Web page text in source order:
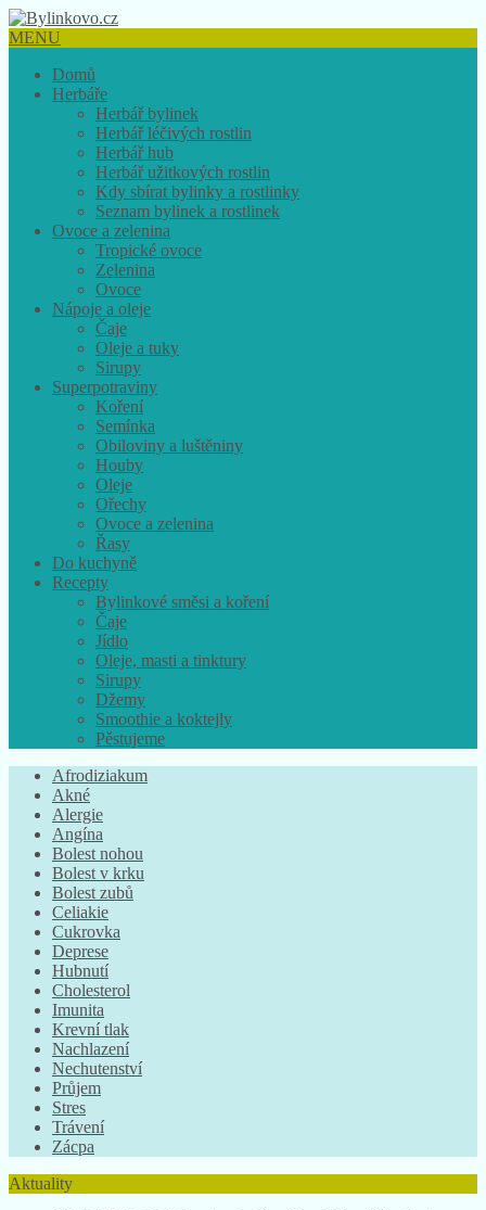
MENU
Domů
Herbáře
Herbář bylinek
Herbář léčivých rostlin
Herbář hub
Herbář užitkových rostlin
Kdy sbírat bylinky a rostlinky
Seznam bylinek a rostlinek
Ovoce a zelenina
Tropické ovoce
Zelenina
Ovoce
Nápoje a oleje
Čaje
Oleje a tuky
Sirupy
Superpotraviny
Koření
Semínka
Obiloviny a luštěniny
Houby
Oleje
Ořechy
Ovoce a zelenina
Řasy
Do kuchyně
Recepty
Bylinkové směsi a koření
Čaje
Jídlo
Oleje, masti a tinktury
Sirupy
Džemy
Smoothie a koktejly
Pěstujeme
Afrodiziakum
Akné
Alergie
Angína
Bolest nohou
Bolest v krku
Bolest zubů
Celiakie
Cukrovka
Deprese
Hubnutí
Cholesterol
Imunita
Krevní tlak
Nachlazení
Nechutenství
Průjem
Stres
Trávení
Zácpa
Aktuality